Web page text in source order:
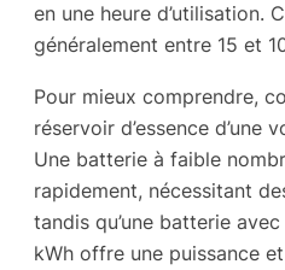
en une heure d’utilisation.
généralement entre 15 et
Pour mieux comprendre,
réservoir d’essence d’une
Une batterie à faible
rapidement, nécessitant
tandis qu’une batterie
kWh offre une puissance